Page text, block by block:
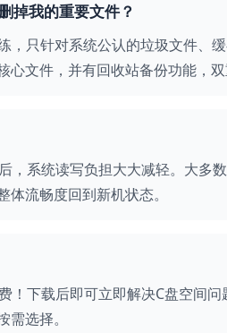
掉我的重要文件？
，只针对系统公认的垃圾文件、
文件，并有回收站备份功能，双
，系统读写负担大大减轻。大多
流畅度回到新机状态。
！下载后即可立即解决C盘空间
选择。